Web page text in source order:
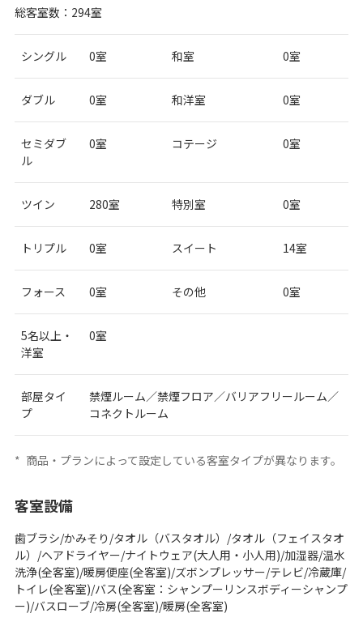
総客室数：294室
シングル 0室 和室 0室
ダブル 0室 和洋室 0室
セミダブ
ル
0室 コテージ 0室
ツイン 280室 特別室 0室
トリプル 0室 スイート 14室
フォース 0室 その他 0室
5名以上・
洋室
0室
部屋タイ
プ
禁煙ルーム／禁煙フロア／バリアフリールーム／
コネクトルーム
* 商品・プランによって設定している客室タイプが異なります。
客室設備
歯ブラシ/かみそり/タオル（バスタオル）/タオル（フェイスタオ
ル）/ヘアドライヤー/ナイトウェア(大人用・小人用)/加湿器/温水
洗浄(全客室)/暖房便座(全客室)/ズボンプレッサー/テレビ/冷蔵庫/
トイレ(全客室)/バス(全客室：シャンプーリンスボディーシャンプ
ー)/バスローブ/冷房(全客室)/暖房(全客室)